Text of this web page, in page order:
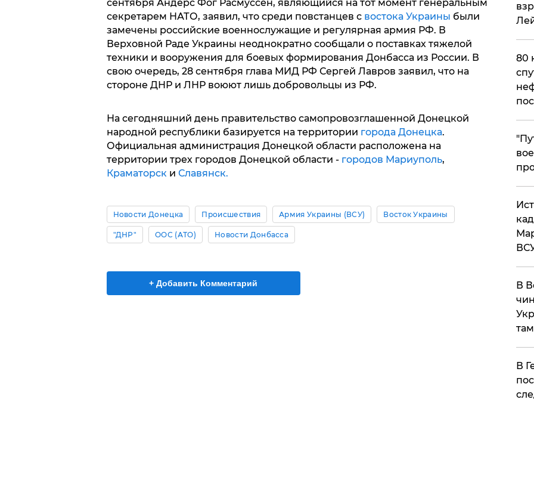
сентября Андерс Фог Расмуссен, являющийся на тот момент генеральным
секретарем НАТО, заявил, что среди повстанцев с востока Украины были
замечены российские военнослужащие и регулярная армия РФ. В
Верховной Раде Украины неоднократно сообщали о поставках тяжелой
техники и вооружения для боевых формирования Донбасса из России. В
свою очередь, 28 сентября глава МИД РФ Сергей Лавров заявил, что на
стороне ДНР и ЛНР воюют лишь добровольцы из РФ.
На сегодняшний день правительство самопровозглашенной Донецкой
народной республики базируется на территории города Донецка.
Официальная администрация Донецкой области расположена на
территории трех городов Донецкой области - городов Мариуполь,
Краматорски Славянск.
Новости Донецка Происшествия Армия Украины (ВСУ) Восток Украины
"ДНР" ООС (АТО) Новости Донбасса
+ Добавить Комментарий
80
В
​В